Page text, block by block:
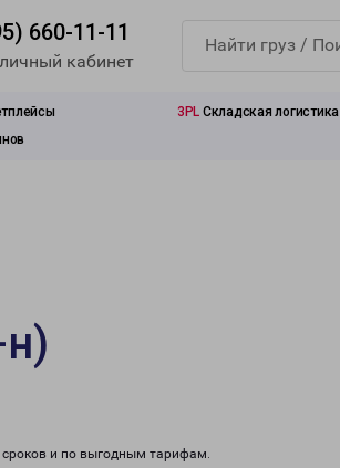
660-11-11
кабинет
3PL Складская логистика
сроков и по выгодным тарифам.